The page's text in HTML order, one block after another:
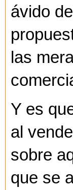
ávido
las
Y es
al
sobre
que se